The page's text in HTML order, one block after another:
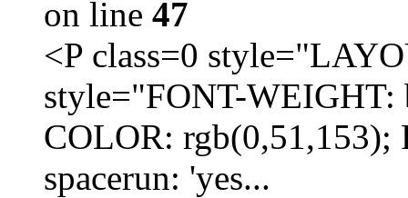
on line 47
<P class=0
style="FONT-
COLOR:
spacerun: 'yes...